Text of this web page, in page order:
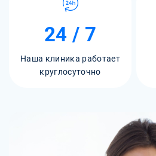
24 / 7
Наша клиника работает
круглосуточно